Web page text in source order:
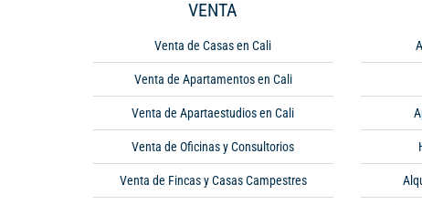
VENTA
Venta de Casas en Cali
Venta de Apartamentos en Cali
Venta de Apartaestudios en Cali
Venta de Oficinas y Consultorios
Venta de Fincas y Casas Campestres